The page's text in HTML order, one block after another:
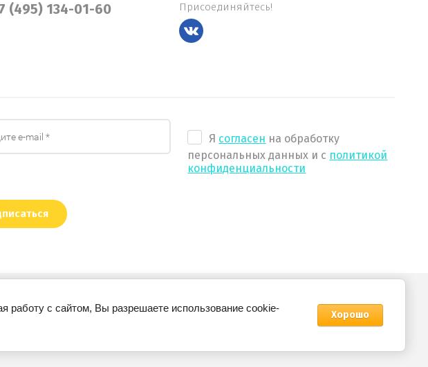
(495) 134-01-60 Присоединяйтесь!
Я согласен на обработку
персональных данных и с политикой
конфиденциальности
Создание,
разработка сайта
— студия Мегагрупп.ру.
работу с сайтом, Вы разрешаете использование cookie-
Хорошо